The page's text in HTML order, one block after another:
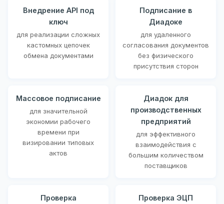
Внедрение API под
ключ
для реализации сложных
кастомных цепочек
обмена документами
Подписание в
Диадоке
для удаленного
согласования документов
без физического
присутствия сторон
Массовое подписание
для значительной
экономии рабочего
времени при
визировании типовых
актов
Диадок для
производственных
предприятий
для эффективного
взаимодействия с
большим количеством
поставщиков
Проверка
Проверка ЭЦП